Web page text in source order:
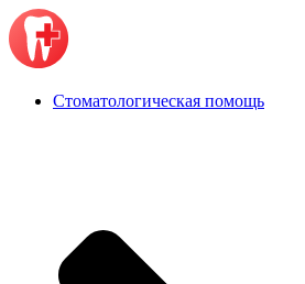
Стоматологическая помощь